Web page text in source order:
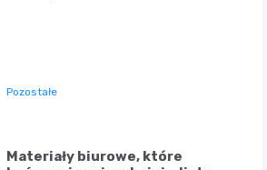
Pozostałe
Materiały biurowe, które